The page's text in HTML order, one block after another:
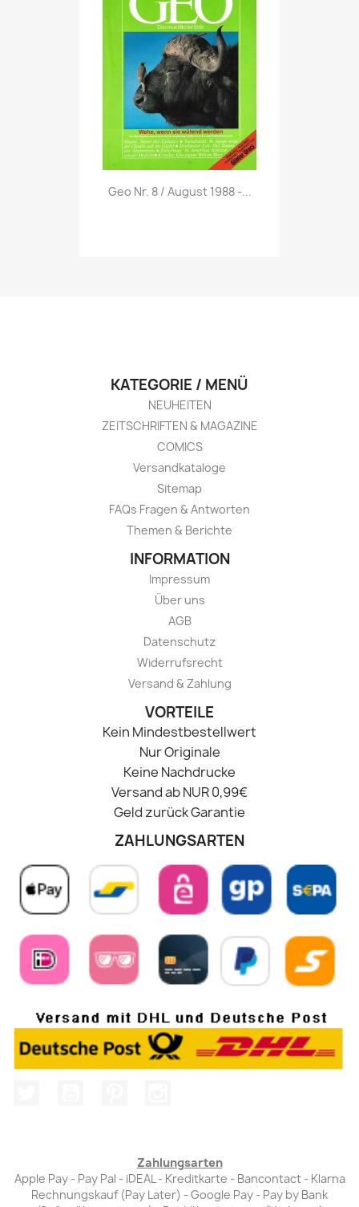
 Vorschau
Geo Nr. 8 / August 1988 -...
KATEGORIE / MENÜ
NEUHEITEN
ZEITSCHRIFTEN & MAGAZINE
COMICS
Versandkataloge
Sitemap
FAQs Fragen & Antworten
Themen & Berichte
INFORMATION
Impressum
Über uns
AGB
Datenschutz
Widerrufsrecht
Versand & Zahlung
VORTEILE
Kein Mindestbestellwert
Nur Originale
Keine Nachdrucke
Versand ab NUR 0,99€
Geld zurück Garantie
ZAHLUNGSARTEN
Zahlungsarten
Apple Pay - Pay Pal - iDEAL - Kreditkarte - Bancontact - Klarna
Rechnungskauf (Pay Later) - Google Pay - Pay by Bank